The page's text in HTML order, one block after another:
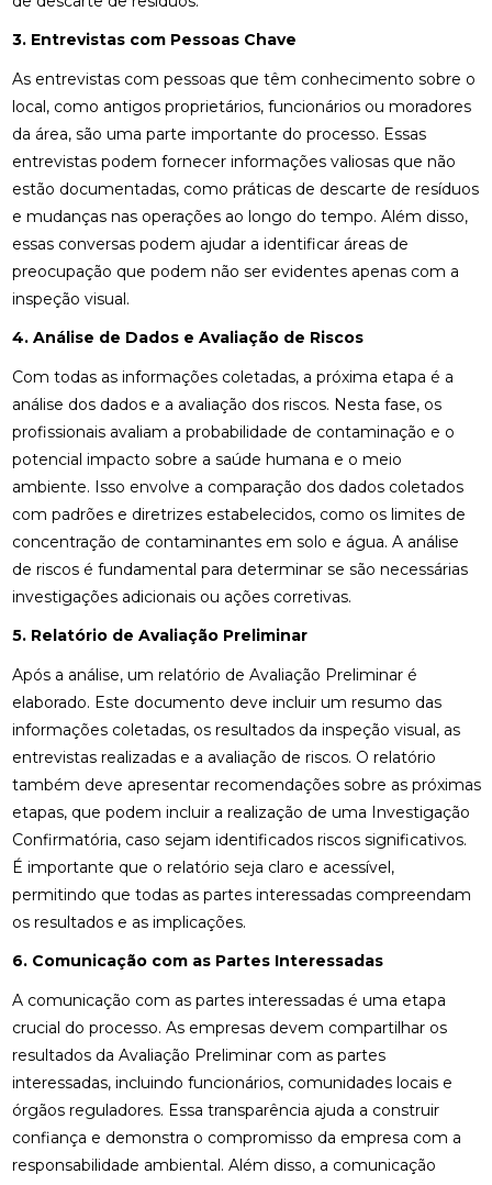
3. Entrevistas com Pessoas Chave
As entrevistas com pessoas que têm conhecimento sobre o
local, como antigos proprietários, funcionários ou moradores
da área, são uma parte importante do processo. Essas
entrevistas podem fornecer informações valiosas que não
estão documentadas, como práticas de descarte de resíduos
e mudanças nas operações ao longo do tempo. Além disso,
essas conversas podem ajudar a identificar áreas de
preocupação que podem não ser evidentes apenas com a
inspeção visual.
4. Análise de Dados e Avaliação de Riscos
Com todas as informações coletadas, a próxima etapa é a
análise dos dados e a avaliação dos riscos. Nesta fase, os
profissionais avaliam a probabilidade de contaminação e o
potencial impacto sobre a saúde humana e o meio
ambiente. Isso envolve a comparação dos dados coletados
com padrões e diretrizes estabelecidos, como os limites de
concentração de contaminantes em solo e água. A análise
de riscos é fundamental para determinar se são necessárias
investigações adicionais ou ações corretivas.
5. Relatório de Avaliação Preliminar
Após a análise, um relatório de Avaliação Preliminar é
elaborado. Este documento deve incluir um resumo das
informações coletadas, os resultados da inspeção visual, as
entrevistas realizadas e a avaliação de riscos. O relatório
também deve apresentar recomendações sobre as próximas
etapas, que podem incluir a realização de uma Investigação
Confirmatória, caso sejam identificados riscos significativos.
É importante que o relatório seja claro e acessível,
permitindo que todas as partes interessadas compreendam
os resultados e as implicações.
6. Comunicação com as Partes Interessadas
A comunicação com as partes interessadas é uma etapa
crucial do processo. As empresas devem compartilhar os
resultados da Avaliação Preliminar com as partes
interessadas, incluindo funcionários, comunidades locais e
órgãos reguladores. Essa transparência ajuda a construir
confiança e demonstra o compromisso da empresa com a
responsabilidade ambiental. Além disso, a comunicação